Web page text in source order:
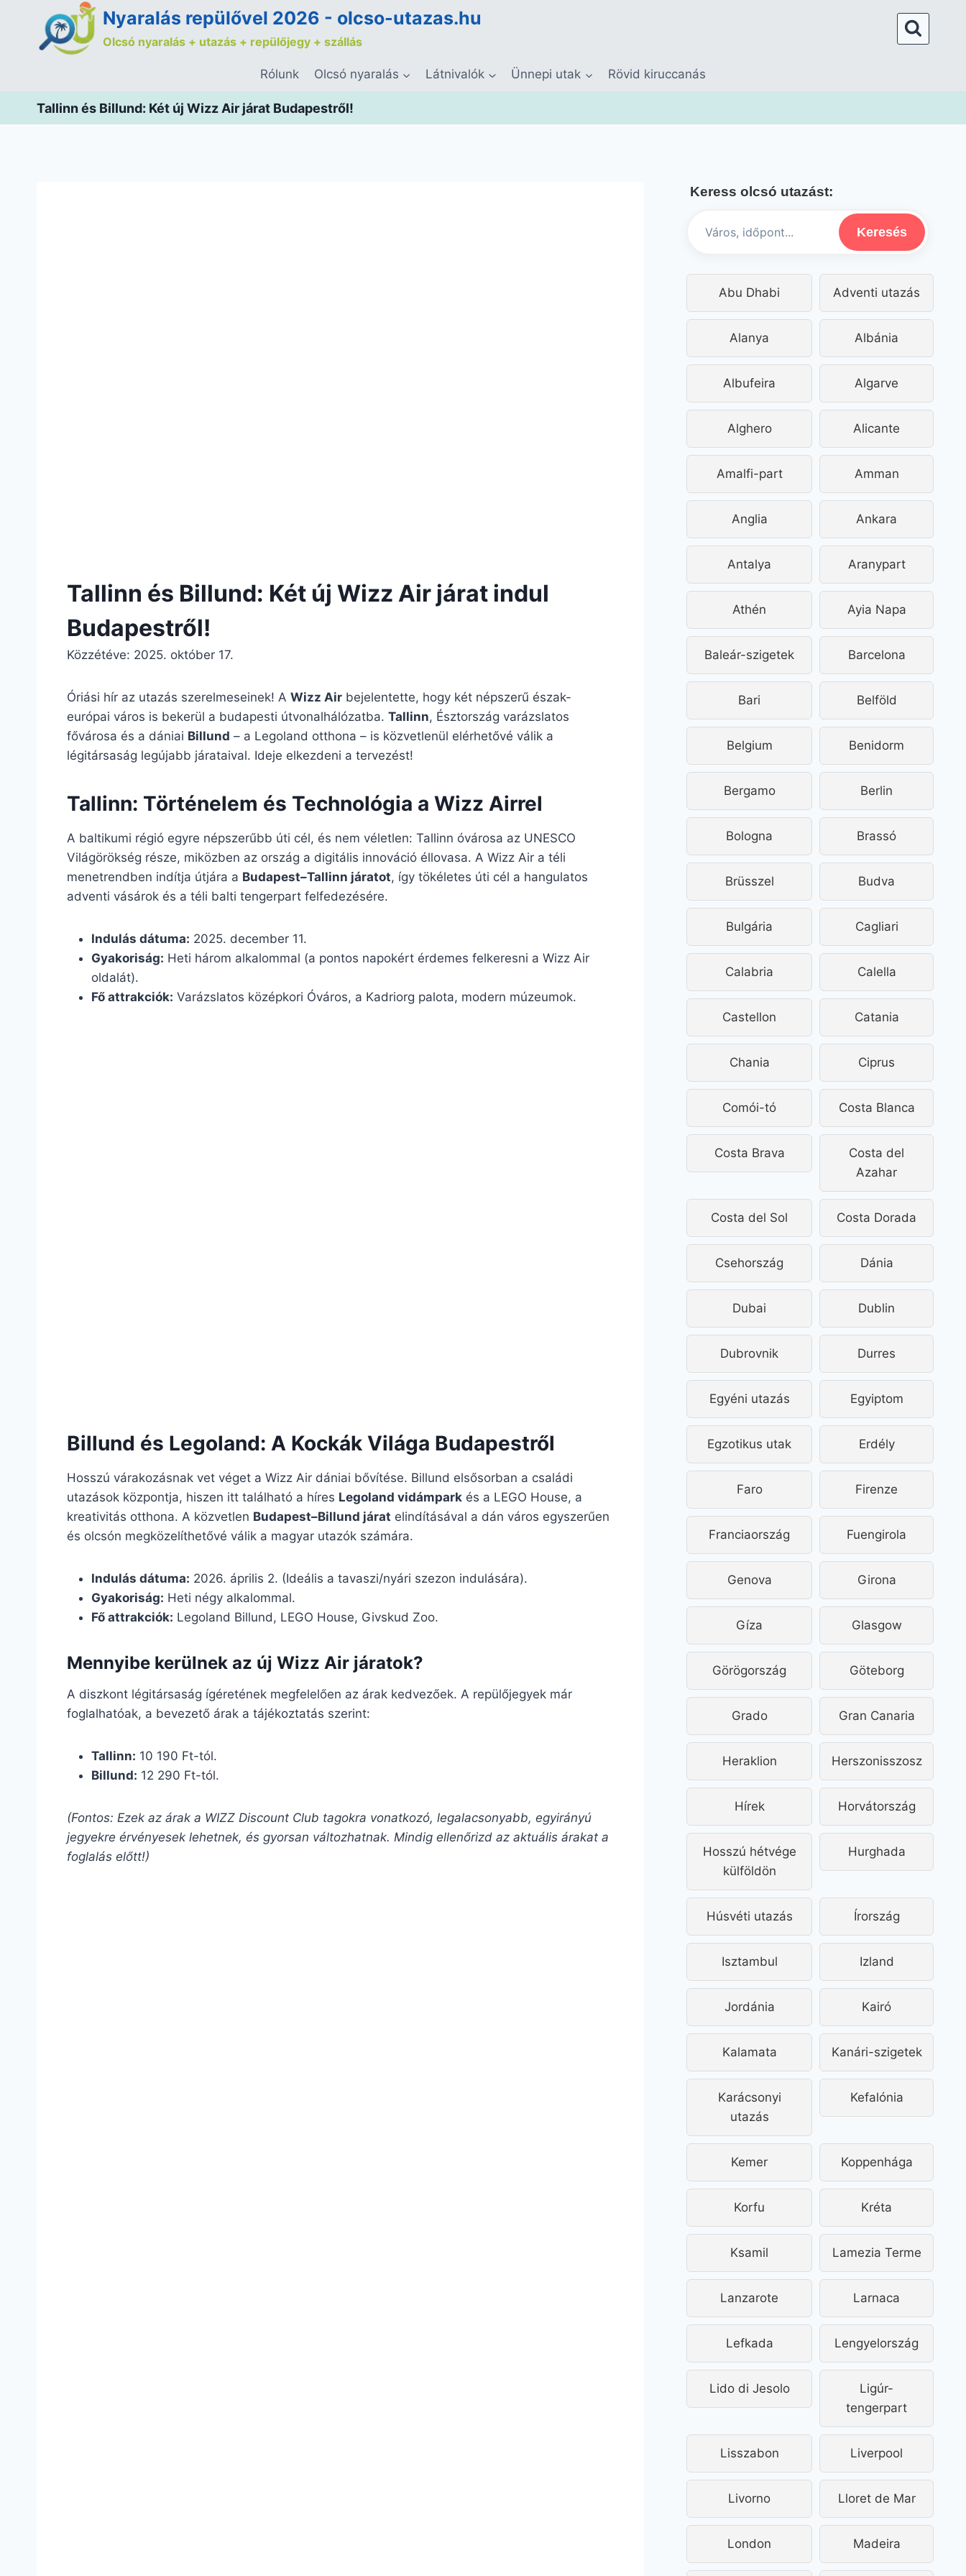
Nyaralás repülővel 2026 - olcso-utazas.hu
Olcsó nyaralás + utazás + repülőjegy + szállás
Rólunk Olcsó nyaralás Látnivalók Ünnepi utak Rövid kiruccanás
Tallinn és Billund: Két új Wizz Air járat Budapestről!
Tallinn és Billund: Két új Wizz Air járat indul
Budapestről!
Közzétéve: 2025. október 17.
Óriási hír az utazás szerelmeseinek! A Wizz Air bejelentette, hogy két népszerű észak-
európai város is bekerül a budapesti útvonalhálózatba. Tallinn, Észtország varázslatos
fővárosa és a dániai Billund – a Legoland otthona – is közvetlenül elérhetővé válik a
légitársaság legújabb járataival. Ideje elkezdeni a tervezést!
Tallinn: Történelem és Technológia a Wizz Airrel
A baltikumi régió egyre népszerűbb úti cél, és nem véletlen: Tallinn óvárosa az UNESCO
Világörökség része, miközben az ország a digitális innováció éllovasa. A Wizz Air a téli
menetrendben indítja útjára a Budapest–Tallinn járatot, így tökéletes úti cél a hangulatos
adventi vásárok és a téli balti tengerpart felfedezésére.
Indulás dátuma: 2025. december 11.
Gyakoriság: Heti három alkalommal (a pontos napokért érdemes felkeresni a Wizz Air
oldalát).
Fő attrakciók: Varázslatos középkori Óváros, a Kadriorg palota, modern múzeumok.
Billund és Legoland: A Kockák Világa Budapestről
Hosszú várakozásnak vet véget a Wizz Air dániai bővítése. Billund elsősorban a családi
utazások központja, hiszen itt található a híres Legoland vidámpark és a LEGO House, a
kreativitás otthona. A közvetlen Budapest–Billund járat elindításával a dán város egyszerűen
és olcsón megközelíthetővé válik a magyar utazók számára.
Indulás dátuma: 2026. április 2. (Ideális a tavaszi/nyári szezon indulására).
Gyakoriság: Heti négy alkalommal.
Fő attrakciók: Legoland Billund, LEGO House, Givskud Zoo.
Mennyibe kerülnek az új Wizz Air járatok?
A diszkont légitársaság ígéretének megfelelően az árak kedvezőek. A repülőjegyek már
foglalhatóak, a bevezető árak a tájékoztatás szerint:
Tallinn: 10 190 Ft-tól.
Billund: 12 290 Ft-tól.
(Fontos: Ezek az árak a WIZZ Discount Club tagokra vonatkozó, legalacsonyabb, egyirányú
jegyekre érvényesek lehetnek, és gyorsan változhatnak. Mindig ellenőrizd az aktuális árakat a
foglalás előtt!)
Keress olcsó utazást:
Keresés
Abu Dhabi Adventi utazás
Alanya Albánia
Albufeira Algarve
Alghero Alicante
Amalfi-part Amman
Anglia Ankara
Antalya Aranypart
Athén Ayia Napa
Baleár-szigetek Barcelona
Bari Belföld
Belgium Benidorm
Bergamo Berlin
Bologna Brassó
Brüsszel Budva
Bulgária Cagliari
Calabria Calella
Castellon Catania
Chania Ciprus
Comói-tó Costa Blanca
Costa Brava
Costa del
Azahar
Costa del Sol Costa Dorada
Csehország Dánia
Dubai Dublin
Dubrovnik Durres
Egyéni utazás Egyiptom
Egzotikus utak Erdély
Faro Firenze
Franciaország Fuengirola
Genova Girona
Gíza Glasgow
Görögország Göteborg
Grado Gran Canaria
Heraklion Herszonisszosz
Hírek Horvátország
Hosszú hétvége
külföldön
Hurghada
Húsvéti utazás Írország
Isztambul Izland
Jordánia Kairó
Kalamata Kanári-szigetek
Karácsonyi
utazás
Kefalónia
Kemer Koppenhága
Korfu Kréta
Ksamil Lamezia Terme
Lanzarote Larnaca
Lefkada Lengyelország
Lido di Jesolo
Ligúr-
tengerpart
Lisszabon Liverpool
Livorno Lloret de Mar
London Madeira